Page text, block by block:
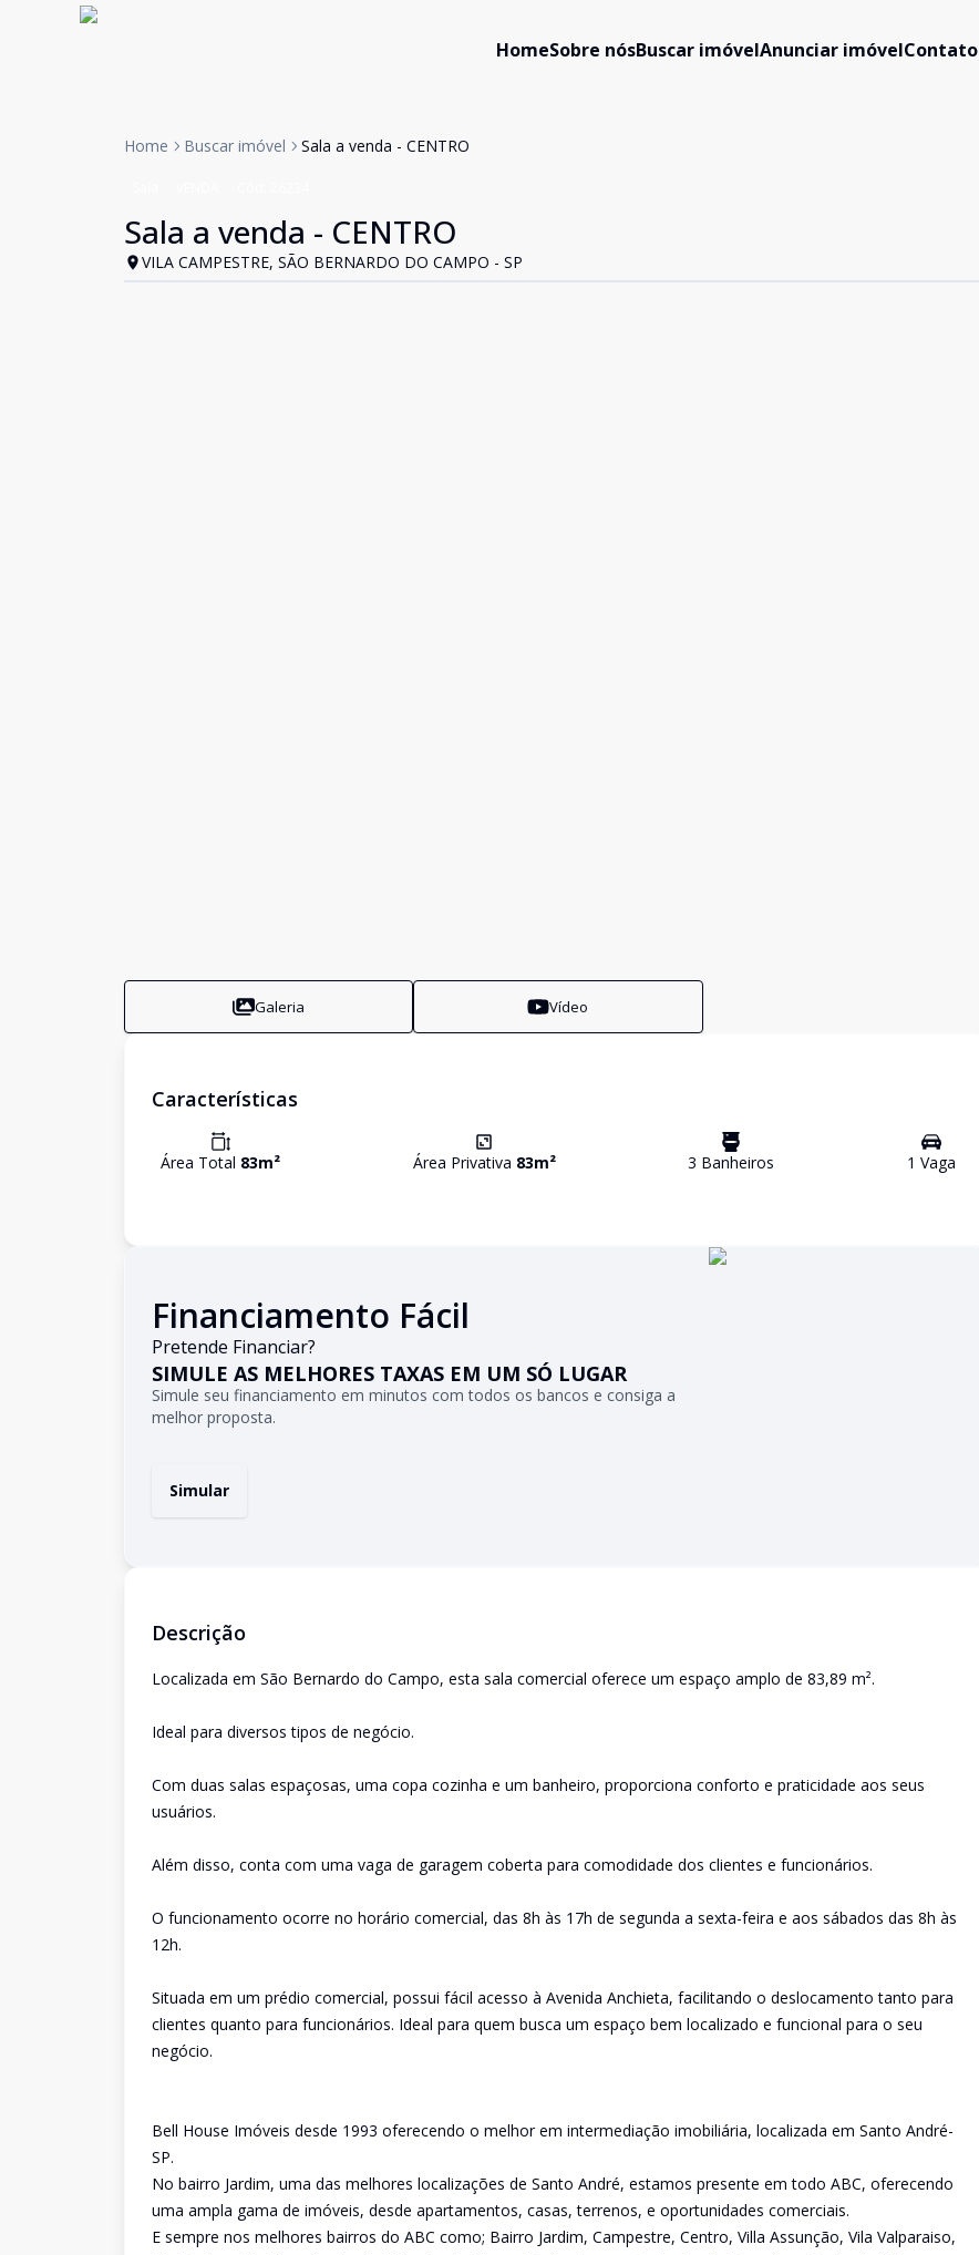
HomeSobre nósBuscar imóvelAnunciar imóvelContato
Home Buscar imóvel Sala a venda - CENTRO
Sala a venda - CENTRO
VILA CAMPESTRE, SÃO BERNARDO DO CAMPO - SP
Galeria Vídeo
Características
Área Total 83m² Área Privativa 83m² 3 Banheiros 1 Vaga
Financiamento Fácil
Pretende Financiar?
SIMULE AS MELHORES TAXAS EM UM SÓ LUGAR
Simule seu financiamento em minutos com todos os bancos e consiga a
melhor proposta.
Simular
Descrição
Localizada em São Bernardo do Campo, esta sala comercial oferece um espaço amplo de 83,89 m².
Ideal para diversos tipos de negócio.
Com duas salas espaçosas, uma copa cozinha e um banheiro, proporciona conforto e praticidade aos seus
usuários.
Além disso, conta com uma vaga de garagem coberta para comodidade dos clientes e funcionários.
O funcionamento ocorre no horário comercial, das 8h às 17h de segunda a sexta-feira e aos sábados das 8h às
12h.
Situada em um prédio comercial, possui fácil acesso à Avenida Anchieta, facilitando o deslocamento tanto para
clientes quanto para funcionários. Ideal para quem busca um espaço bem localizado e funcional para o seu
negócio.
Bell House Imóveis desde 1993 oferecendo o melhor em intermediação imobiliária, localizada em Santo André-
SP.
No bairro Jardim, uma das melhores localizações de Santo André, estamos presente em todo ABC, oferecendo
uma ampla gama de imóveis, desde apartamentos, casas, terrenos, e oportunidades comerciais.
E sempre nos melhores bairros do ABC como; Bairro Jardim, Campestre, Centro, Villa Assunção, Vila Valparaiso,